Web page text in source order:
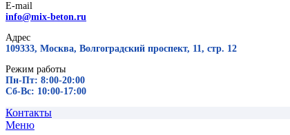
E-mail
info@mix-beton.ru
Адрес
109333, Москва, Волгоградский проспект, 11, стр. 12
Режим работы
Пн-Пт: 8:00-20:00
Сб-Вс: 10:00-17:00
Контакты
Меню